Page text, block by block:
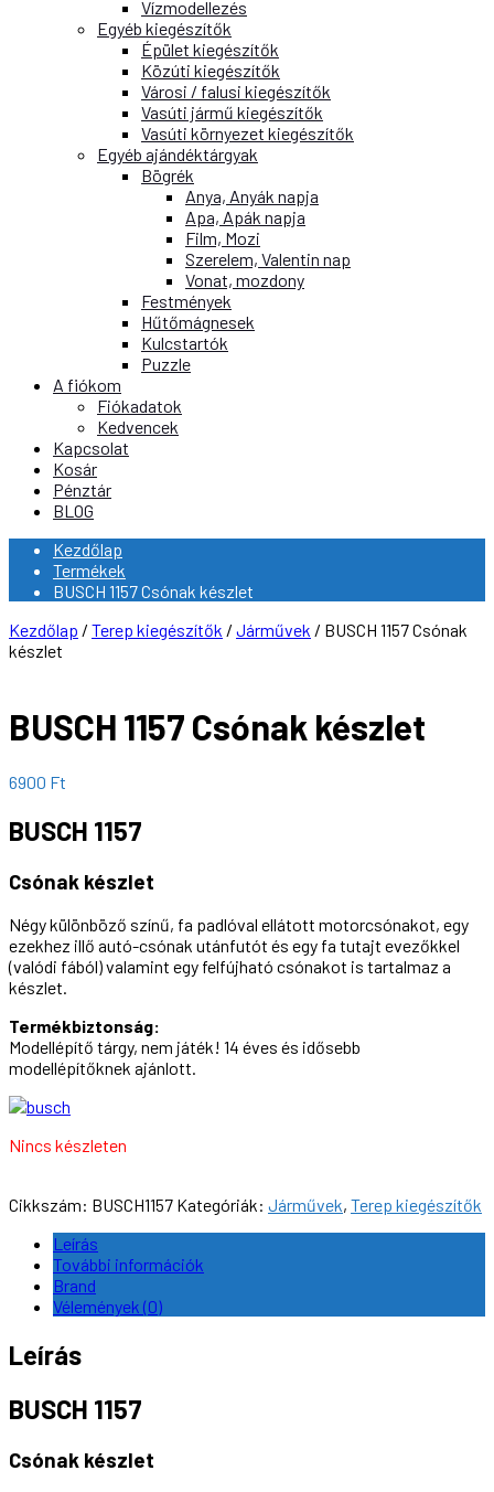
Vízmodellezés
Egyéb kiegészítők
Épület kiegészítők
Közúti kiegészítők
Városi / falusi kiegészítők
Vasúti jármű kiegészítők
Vasúti környezet kiegészítők
Egyéb ajándéktárgyak
Bögrék
Anya, Anyák napja
Apa, Apák napja
Film, Mozi
Szerelem, Valentin nap
Vonat, mozdony
Festmények
Hűtőmágnesek
Kulcstartók
Puzzle
A fiókom
Fiókadatok
Kedvencek
Kapcsolat
Kosár
Pénztár
BLOG
Kezdőlap
Termékek
BUSCH 1157 Csónak készlet
Kezdőlap / Terep kiegészítők / Járművek / BUSCH 1157 Csónak
készlet
BUSCH 1157 Csónak készlet
6900 Ft
BUSCH 1157
Csónak készlet
Négy különböző színű, fa padlóval ellátott motorcsónakot, egy
ezekhez illő autó-csónak utánfutót és egy fa tutajt evezőkkel
(valódi fából) valamint egy felfújható csónakot is tartalmaz a
készlet.
Termékbiztonság:
Modellépítő tárgy, nem játék! 14 éves és idősebb
modellépítőknek ajánlott.
Nincs készleten
Cikkszám: BUSCH1157 Kategóriák: Járművek, Terep kiegészítők
Leírás
További információk
Brand
Vélemények (0)
Leírás
BUSCH 1157
Csónak készlet